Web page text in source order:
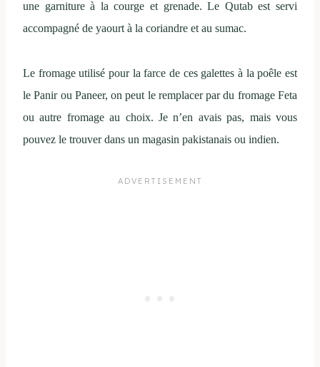
une garniture à la courge et grenade. Le Qutab est servi
accompagné de yaourt à la coriandre et au sumac.
Le fromage utilisé pour la farce de ces galettes à la poêle est
le Panir ou Paneer, on peut le remplacer par du fromage Feta
ou autre fromage au choix. Je n’en avais pas, mais vous
pouvez le trouver dans un magasin pakistanais ou indien.